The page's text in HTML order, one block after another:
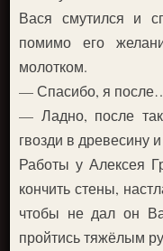
Вася смутился и
помимо его
молотком.
— Спасибо, я
— Ладно, после
гвозди в древесину
Работы у Алексея
кончить стены,
чтобы не дал он
пройтись тяжёлым